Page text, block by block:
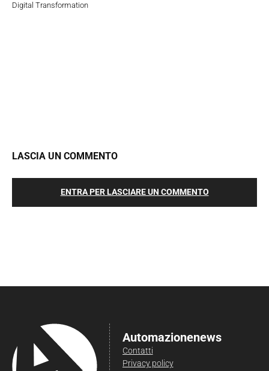
Digital Transformation
LASCIA UN COMMENTO
ENTRA PER LASCIARE UN COMMENTO
Automazionenews
Contatti
Privacy policy